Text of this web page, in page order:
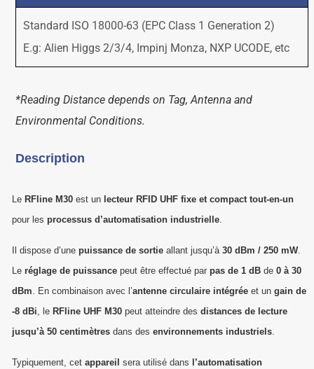
Standard ISO 18000-63 (EPC Class 1 Generation 2)
E.g: Alien Higgs 2/3/4, Impinj Monza, NXP UCODE, etc
*Reading Distance depends on Tag, Antenna and
Environmental Conditions.
Description
Le RFline M30 est un lecteur RFID UHF fixe et compact tout-en-un
pour les processus d’automatisation industrielle.
Il dispose d’une puissance de sortie allant jusqu’à 30 dBm / 250 mW.
Le réglage de puissance peut être effectué par pas de 1 dB de 0 à 30
dBm. En combinaison avec l’antenne circulaire intégrée et un gain de
-8 dBi, le RFline UHF M30 peut atteindre des distances de lecture
jusqu’à 50 centimètres dans des environnements industriels.
Typiquement, cet appareil sera utilisé dans
l’automatisation